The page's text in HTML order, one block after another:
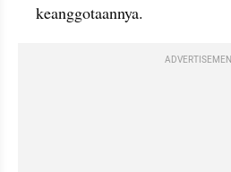
keanggotaannya.